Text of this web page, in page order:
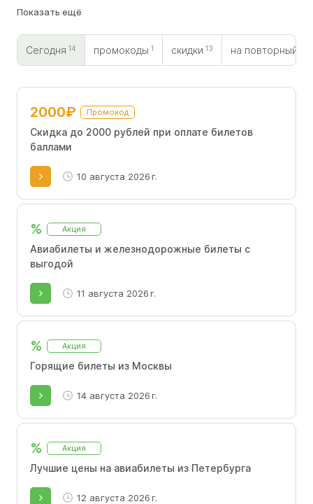
Сегодня 14 промокоды 1 скидки 13 на повторный
2000₽ Промокод
Скидка до 2000 рублей при оплате билетов
баллами
10 августа 2026 г.
% Акция
Авиабилеты и железнодорожные билеты с
выгодой
11 августа 2026 г.
% Акция
Горящие билеты из Москвы
14 августа 2026 г.
% Акция
Лучшие цены на авиабилеты из Петербурга
12 августа 2026 г.
ценой. Компания работает в 12 странах мира и способна
гарантирует, что данные клиента будут в безопасности, так
как используется специальная защитная система.
Компания проводит регулярные акции, а промокоды
Показать ещё